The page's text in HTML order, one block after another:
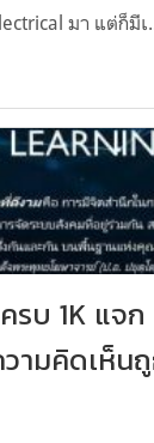
มา แต่ก็มีเ
รบ 1K แจ
ามคิดเห็น